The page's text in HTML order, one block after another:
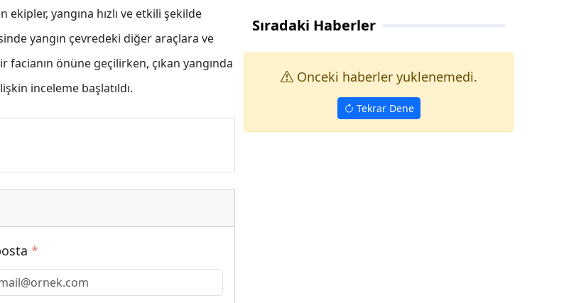
yangına hızlı ve etkili şekilde
yangın çevredeki diğer araçlara ve
facianın önüne geçilirken, çıkan yangında
inceleme başlatıldı.
*
Sıradaki Haberler
Onceki haberler yuklenemedi.
Tekrar Dene